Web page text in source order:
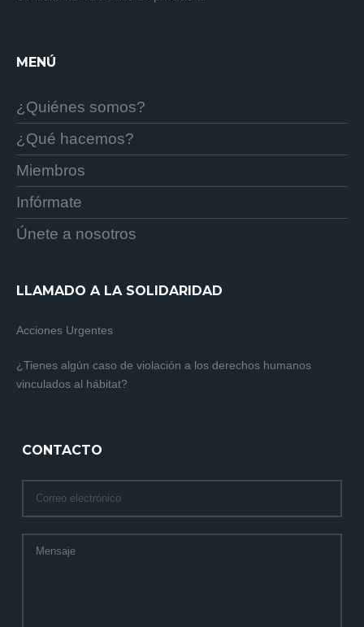
MENÚ
¿Quiénes somos?
¿Qué hacemos?
Miembros
Infórmate
Únete a nosotros
LLAMADO A LA SOLIDARIDAD
Acciones Urgentes
¿Tienes algún caso de violación a los derechos humanos
vinculados al hábitat?
CONTACTO